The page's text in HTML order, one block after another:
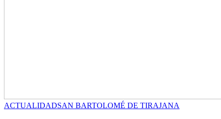
ACTUALIDADSAN BARTOLOMÉ DE TIRAJANA